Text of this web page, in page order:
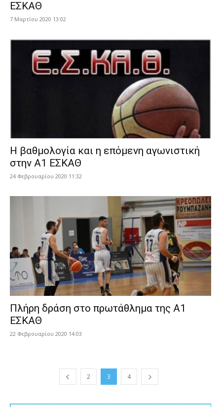
ΕΣΚΑΘ
7 Μαρτίου 2020 13:02
Η βαθμολογία και η επόμενη αγωνιστική
στην Α1 ΕΣΚΑΘ
24 Φεβρουαρίου 2020 11:32
Πλήρη δράση στο πρωτάθλημα της Α1
ΕΣΚΑΘ
22 Φεβρουαρίου 2020 14:03
2 3 4